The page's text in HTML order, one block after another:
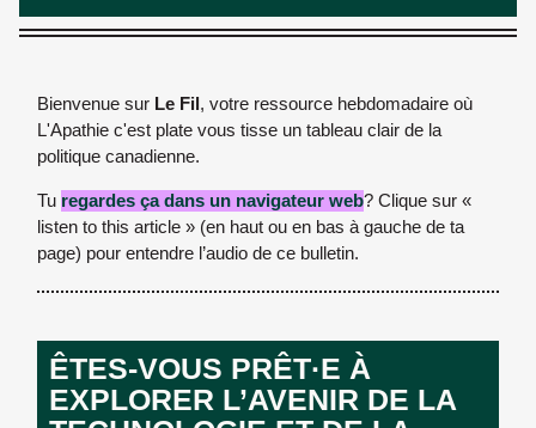
Bienvenue sur Le Fil, votre ressource hebdomadaire où
L'Apathie c'est plate vous tisse un tableau clair de la
politique canadienne.
Tu regardes ça dans un navigateur web? Clique sur «
listen to this article » (en haut ou en bas à gauche de ta
page) pour entendre l’audio de ce bulletin.
ÊTES-VOUS PRÊT·E À
EXPLORER L’AVENIR DE LA